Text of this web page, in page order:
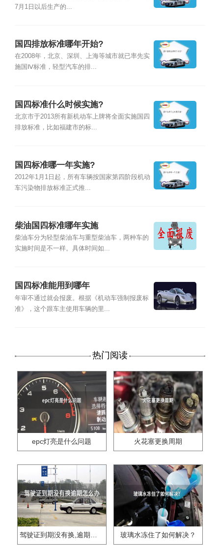
7月1日以后生产的...
国四排放标准哪年开始?
在2008年，北京、深圳、上海等城市就已率先实
施国Ⅳ标准，轻型汽车的排...
国四标准什么时候实施?
北京市于2013所有新机动车上牌将全面实施国四
排放标准，比如福建市的标...
国四标准哪一年实施?
2012年1月1日起，所有车辆按国家第四阶段机动
车污染物排放标准正式推...
柴油国四标准哪年实施
柴油车分为轻型柴油车与重型柴油车，两种车的
实施时间是不一样。具体时间如...
国四标准能用到哪年
年审不通过就会报废。根据《机动车强制报废标
准》，这个跟车主使用车辆的里...
热门阅读
epc灯亮是什么问题 火花塞更换周期
玻璃水冻住了如何解决？